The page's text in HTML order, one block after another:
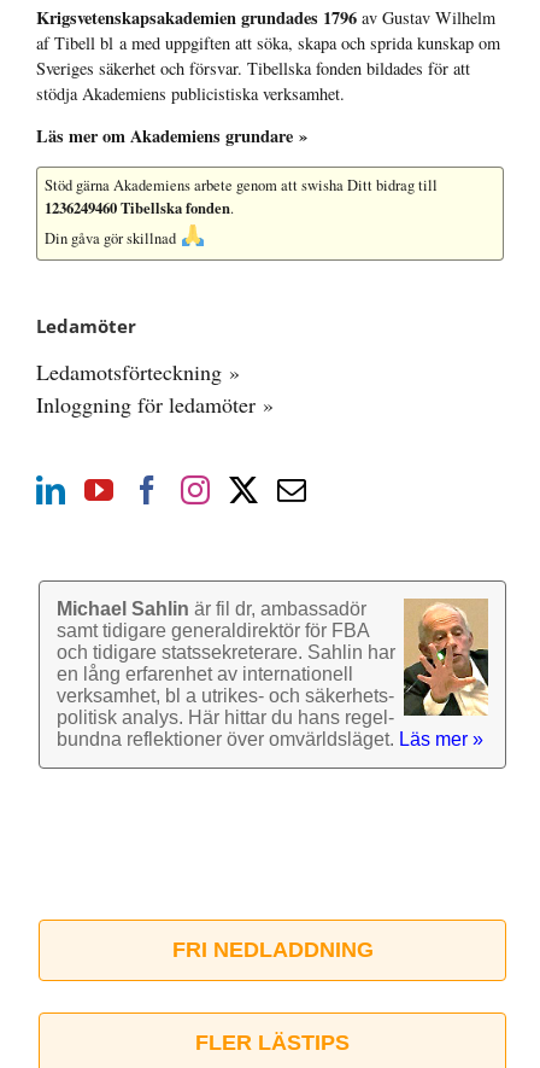
Krigsvetenskap­sakademien grundades 1796 av Gustav Wilhelm
af Tibell bl a med uppgiften att söka, skapa och sprida kunskap om
Sveriges säkerhet och försvar. Tibellska fonden bildades för att
stödja Akademiens publicistiska verksamhet.
Läs mer om Akademiens grundare »
Stöd gärna Akademiens arbete genom att swisha Ditt bidrag till
1236249460 Tibellska fonden.
Din gåva gör skillnad
Ledamöter
Ledamotsförteckning »
Inloggning för ledamöter »
Michael Sahlin är fil dr, ambassadör
samt tidigare general­direktör för FBA
och tidigare stats­sekre­terare. Sahlin har
en lång erfarenhet av inter­nationell
verk­samhet, bl a utrikes- och säkerhets­
politisk analys. Här hittar du hans regel­
bundna reflek­tioner över omvärlds­läget. Läs mer »
FRI NEDLADDNING
FLER LÄSTIPS